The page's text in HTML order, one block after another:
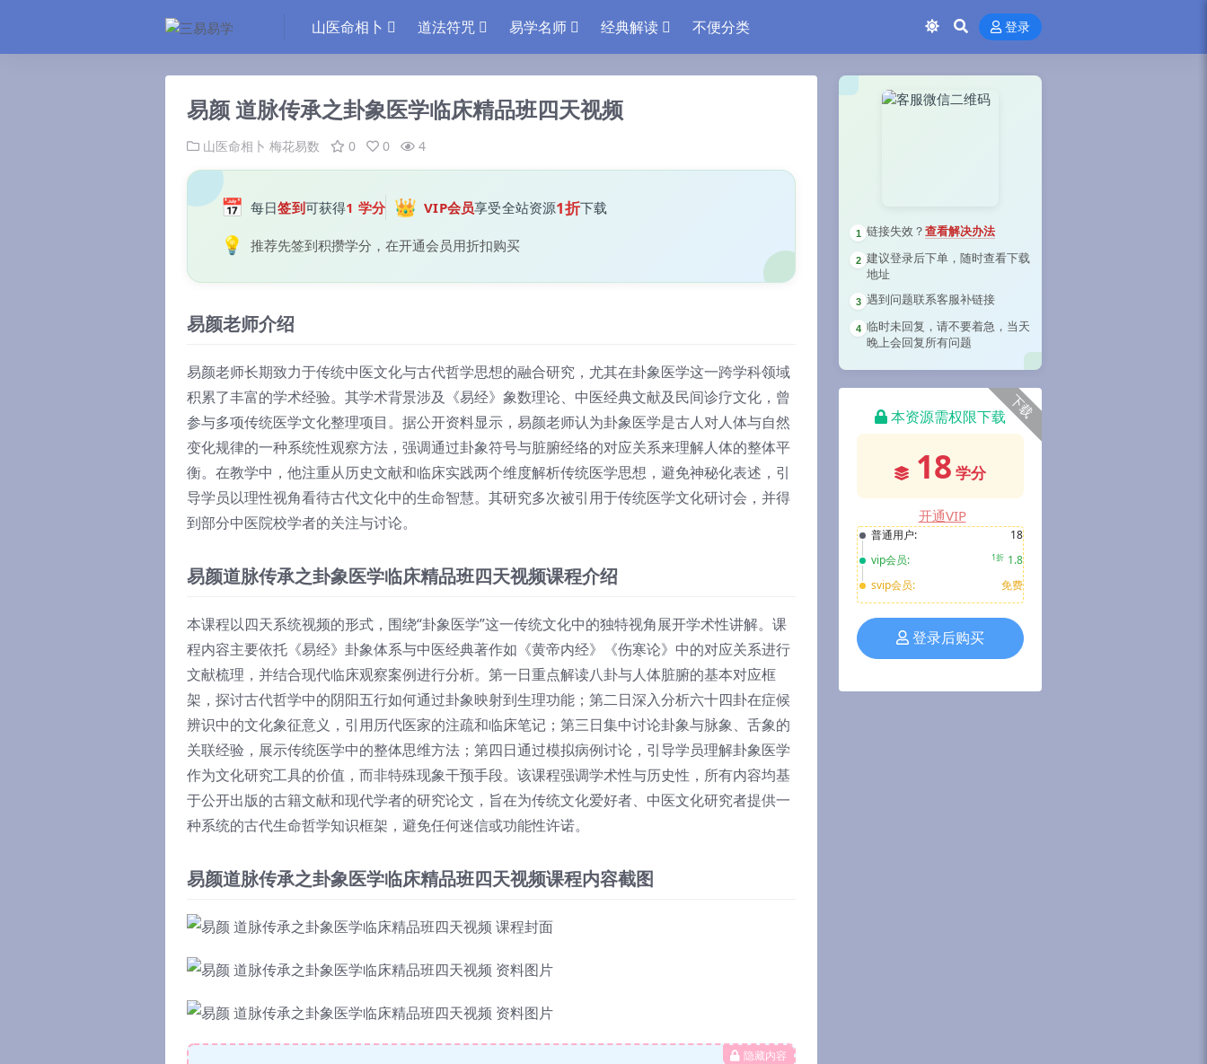
山医命相卜 道法符咒 易学名师 经典解读 不便分类 登录
易颜 道脉传承之卦象医学临床精品班四天视频
山医命相卜 梅花易数 0 0 4
📅 每日签到可获得1 学分 👑 VIP会员享受全站资源1折下载
💡 推荐先签到积攒学分，在开通会员用折扣购买
易颜老师介绍
易颜老师长期致力于传统中医文化与古代哲学思想的融合研究，尤其在卦象医学这一跨学科领域
积累了丰富的学术经验。其学术背景涉及《易经》象数理论、中医经典文献及民间诊疗文化，曾
参与多项传统医学文化整理项目。据公开资料显示，易颜老师认为卦象医学是古人对人体与自然
变化规律的一种系统性观察方法，强调通过卦象符号与脏腑经络的对应关系来理解人体的整体平
衡。在教学中，他注重从历史文献和临床实践两个维度解析传统医学思想，避免神秘化表述，引
导学员以理性视角看待古代文化中的生命智慧。其研究多次被引用于传统医学文化研讨会，并得
到部分中医院校学者的关注与讨论。
易颜道脉传承之卦象医学临床精品班四天视频课程介绍
本课程以四天系统视频的形式，围绕“卦象医学”这一传统文化中的独特视角展开学术性讲解。课
程内容主要依托《易经》卦象体系与中医经典著作如《黄帝内经》《伤寒论》中的对应关系进行
文献梳理，并结合现代临床观察案例进行分析。第一日重点解读八卦与人体脏腑的基本对应框
架，探讨古代哲学中的阴阳五行如何通过卦象映射到生理功能；第二日深入分析六十四卦在症候
辨识中的文化象征意义，引用历代医家的注疏和临床笔记；第三日集中讨论卦象与脉象、舌象的
关联经验，展示传统医学中的整体思维方法；第四日通过模拟病例讨论，引导学员理解卦象医学
作为文化研究工具的价值，而非特殊现象干预手段。该课程强调学术性与历史性，所有内容均基
于公开出版的古籍文献和现代学者的研究论文，旨在为传统文化爱好者、中医文化研究者提供一
种系统的古代生命哲学知识框架，避免任何迷信或功能性许诺。
易颜道脉传承之卦象医学临床精品班四天视频课程内容截图
隐藏内容
1 链接失效？ 查看解决办法
2 建议登录后下单，随时查看下载
地址
3 遇到问题联系客服补链接
4 临时未回复，请不要着急，当天
晚上会回复所有问题
下载
本资源需权限下载
18 学分
开通VIP
普通用户:
18
vip会员:
1折 1.8
svip会员:
免费
登录后购买